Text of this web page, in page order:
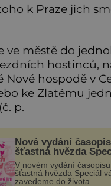
k Praze jich
ve městě do
hostinců,
Nové hospodě v
ke Zlatému
p.
Nové vydání
šťastná hvězda
V novém vydání
šťastná hvězda Speciál
zavedeme do života